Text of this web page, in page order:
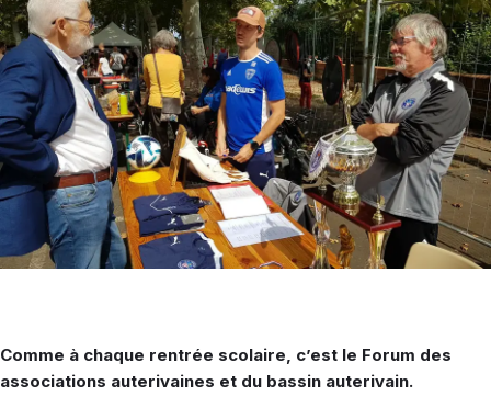
Comme à chaque rentrée scolaire, c’est le Forum des
associations auterivaines et du bassin auterivain.